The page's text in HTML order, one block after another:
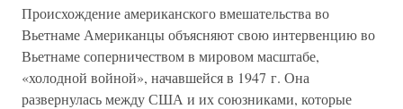
Происхождение американского вмешательства во
Вьетнаме Американцы объясняют свою интервенцию во
Вьетнаме соперничеством в мировом масштабе,
«холодной войной», начавшейся в 1947 г. Она
развернулась между США и их союзниками, которые